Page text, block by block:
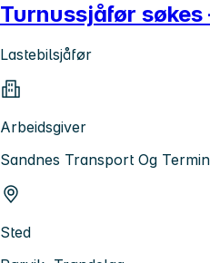
Turnussjåfør søkes
Lastebilsjåfør
Arbeidsgiver
Sandnes Transport Og
Sted